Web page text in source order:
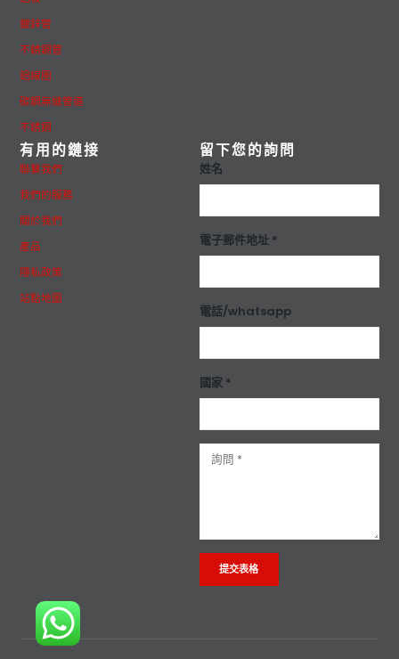
鍍鋅管
不銹鋼管
鋁線圈
碳鋼無縫管道
不銹鋼
有用的鏈接
聯繫我們
我們的服務
關於我們
產品
隱私政策
站點地圖
留下您的詢問
姓名
電子郵件地址 *
電話/whatsapp
國家 *